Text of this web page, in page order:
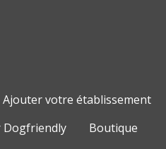
Ajouter votre établissement
Dogfriendly
Boutique